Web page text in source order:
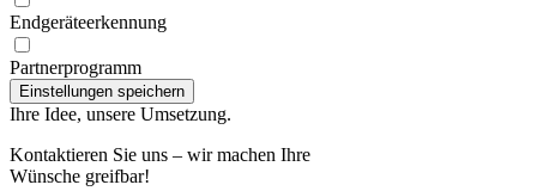
Endgeräteerkennung
Partnerprogramm
Ihre Idee, unsere Umsetzung.
Kontaktieren Sie uns – wir machen Ihre
Wünsche greifbar!